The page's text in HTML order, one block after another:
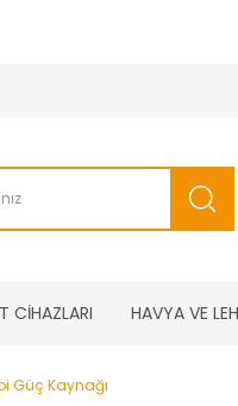
CİHAZLARI HAVYA VE
Güç Kaynağı